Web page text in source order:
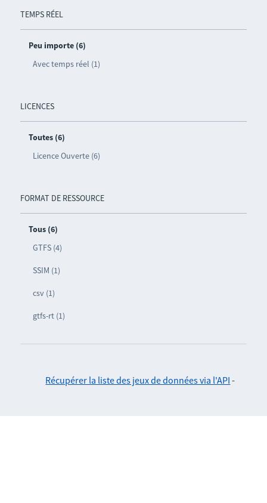
TEMPS RÉEL
Peu importe (6)
Avec temps réel (1)
LICENCES
Toutes (6)
Licence Ouverte (6)
FORMAT DE RESSOURCE
Tous (6)
GTFS (4)
SSIM (1)
csv (1)
gtfs-rt (1)
Récupérer la liste des jeux de données via l'API -